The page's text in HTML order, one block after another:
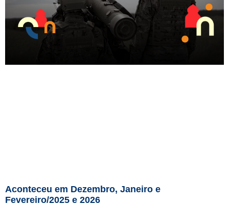
Aconteceu em Dezembro, Janeiro e
Fevereiro/2025 e 2026